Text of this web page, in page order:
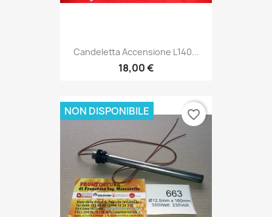
Candeletta Accensione L140...
18,00 €
NON DISPONIBILE favorite_border